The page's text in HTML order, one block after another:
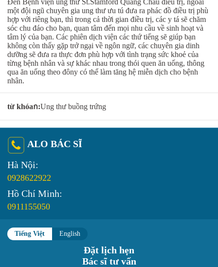
Đến Bệnh viện ung thư St.Stamford Quảng Châu điều trị, ngoài
một đội ngũ chuyên gia ung thư ưu tú đưa ra phác đồ điều trị phù
hợp với riêng bạn, thì trong cả thời gian điều trị, các y tá sẽ chăm
sóc chu đáo cho bạn, quan tâm đến mọi nhu cầu về sinh hoạt và
tâm lý của bạn. Các phiên dịch viện các thứ tiếng sẽ giúp bạn
không còn thấy gặp trở ngại về ngôn ngữ, các chuyên gia dinh
dưỡng sẽ đưa ra thực đơn phù hợp với tình trạng sức khoẻ của
từng bệnh nhân và sự khác nhau trong thói quen ăn uống, thông
qua ăn uống theo đôny có thể làm tăng hệ miễn dịch cho bệnh
nhân.
từ khóaก:Ung thư buồng trứng
ALO BÁC SĨ
Hà Nội:
0928622922
Hồ Chí Minh:
0911155050
Tiếng Việt English
Đặt lịch hẹn
Bác sĩ tư vấn